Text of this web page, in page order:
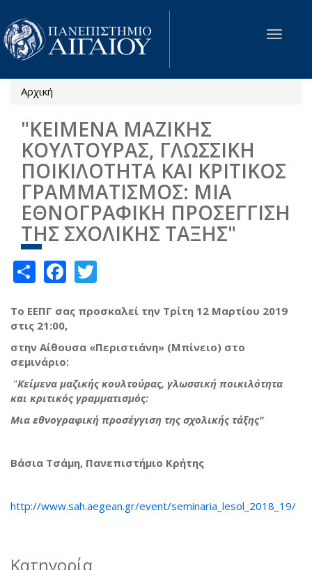
Παράκαμψη προς το κυρίως περιεχόμενο
Toggle
Είστε εδώ
Αρχική
"ΚΕΙΜΕΝΑ ΜΑΖΙΚΗΣ
ΚΟΥΛΤΟΥΡΑΣ, ΓΛΩΣΣΙΚΗ
ΠΟΙΚΙΛΟΤΗΤΑ ΚΑΙ ΚΡΙΤΙΚΟΣ
ΓΡΑΜΜΑΤΙΣΜΟΣ: ΜΙΑ
ΕΘΝΟΓΡΑΦΙΚΗ ΠΡΟΣΕΓΓΙΣΗ
ΤΗΣ ΣΧΟΛΙΚΗΣ ΤΑΞΗΣ"
ShareFacebook
Το ΕΕΠΓ σας προσκαλεί την Τρίτη 12 Μαρτίου 2019
στις 21:00,
στην Αίθουσα «Περιστιάνη» (Μπίνειο) στο
σεμινάριο:
"Κείμενα μαζικής κουλτούρας, γλωσσική ποικιλότητα
και κριτικός γραμματισμός:
Μια εθνογραφική προσέγγιση της σχολικής τάξης"
Βάσια Τσάμη, Πανεπιστήμιο Κρήτης
http://www.sah.aegean.gr/event/seminaria_lesol_2018_19/
Κατηγορία